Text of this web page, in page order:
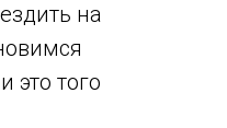
на
это того